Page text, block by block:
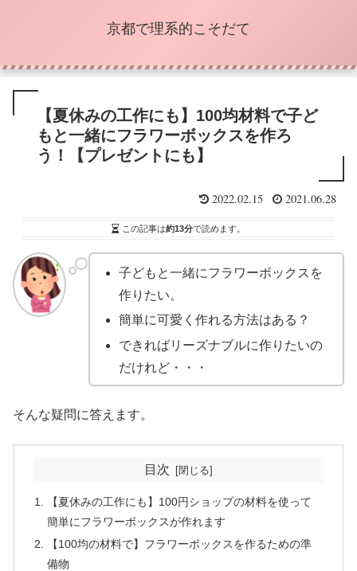
京都で理系的こそだて
【夏休みの工作にも】100均材料で子ど
もと一緒にフラワーボックスを作ろ
う！【プレゼントにも】
2022.02.15 2021.06.28
この記事は約13分で読めます。
子どもと一緒にフラワーボックスを
作りたい。
簡単に可愛く作れる方法はある？
できればリーズナブルに作りたいの
だけれど・・・
そんな疑問に答えます。
目次
【夏休みの工作にも】100円ショップの材料を使って
簡単にフラワーボックスが作れます
【100均の材料で】フラワーボックスを作るための準
備物